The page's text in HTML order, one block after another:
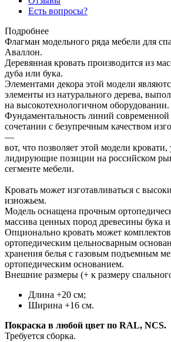
Есть вопросы?
Подробнее
Флагман модельного ряда мебели для
Аваллон.
Деревянная кровать производится из
дуба или бука.
Элементами декора этой модели
элементы из натурального дерева,
на высокотехнологичном оборудовании.
Фундаментальность линий современной
сочетании с безупречным качеством
—
вот, что позволяет этой модели
лидирующие позиции на российском
сегменте мебели.
Кровать может изготавливаться с
изножьем.
Модель оснащена прочным
массива ценных пород древесины бука
Опционально кровать может
ортопедическим цельносварным
хранения белья с газовым подъемным
ортопедическим основанием.
Внешние размеры (+ к размеру
Длина +20 см;
Ширина +16 см.
Покраска в любой цвет по RAL, NCS.
Требуется сборка.